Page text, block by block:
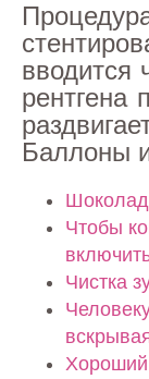
вводится
рентгена
Баллоны
Шоколад
Чтобы
Чистка
Хороший